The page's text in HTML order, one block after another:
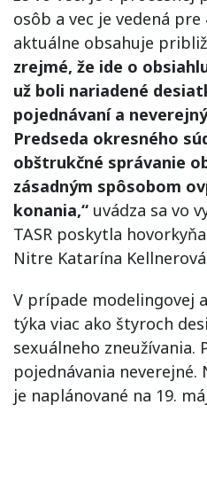
osôb a vec je vedená pre
aktuálne obsahuje
zrejmé, že ide o
už boli nariadené
pojednávaní a
Predseda okresného
obštrukčné správanie
zásadným spôsobom
konania,“ uvádza sa vo
TASR poskytla
Nitre Katarína
V prípade modelingovej
týka viac ako štyroch
sexuálneho
pojednávania neverejné.
je naplánované na 19.